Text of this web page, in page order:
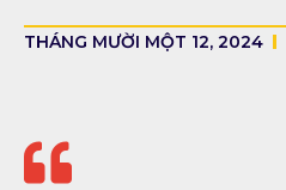
THÁNG MƯỜI MỘT 12, 2024